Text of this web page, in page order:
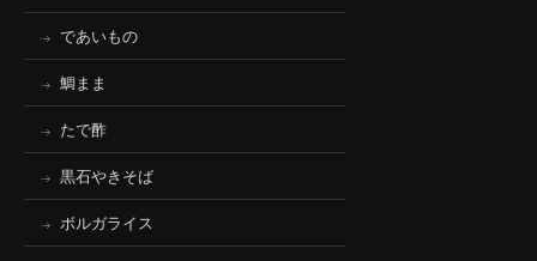
であいもの
鯛まま
たで酢
黒石やきそば
ボルガライス